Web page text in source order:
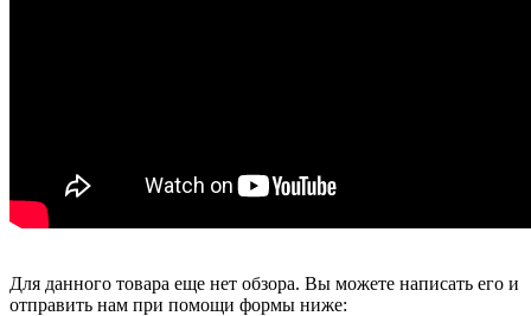
Для данного товара еще нет обзора. Вы можете написать его и
отправить нам при помощи формы ниже: